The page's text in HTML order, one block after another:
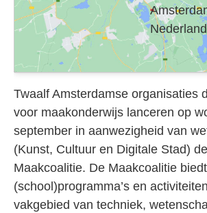
Nederland
Twaalf Amsterdamse organisaties
voor maakonderwijs lanceren op
september in aanwezigheid van
(Kunst, Cultuur en Digitale Stad)
Maakcoalitie. De Maakcoalitie
(school)programma’s en
vakgebied van techniek,